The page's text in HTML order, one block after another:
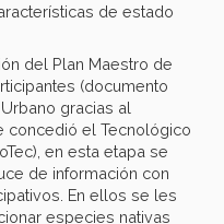
de estado
del Plan Maestro de
(documento
gracias al
concedió el Tecnológico
en esta etapa se
de información con
En ellos se les
especies nativas